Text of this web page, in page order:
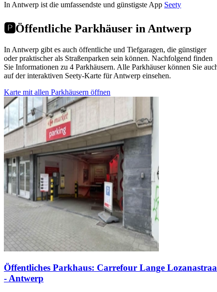
In Antwerp ist die umfassendste und günstigste App Seety
🅿️Öffentliche Parkhäuser in Antwerp
In Antwerp gibt es auch öffentliche und Tiefgaragen, die günstiger
oder praktischer als Straßenparken sein können. Nachfolgend finden
Sie Informationen zu 4 Parkhäusern. Alle Parkhäuser können Sie
auf der interaktiven Seety-Karte für Antwerp einsehen.
Karte mit allen Parkhäusern öffnen
Öffentliches Parkhaus: Carrefour Lange
- Antwerp